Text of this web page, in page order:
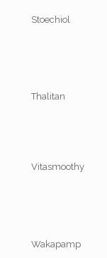
Stoechiol
Thalitan
Vitasmoothy
Wakapamp